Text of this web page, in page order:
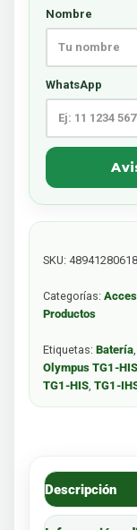
Nombre
WhatsApp
SKU:
Categorías:
Productos
Etiquetas: Batería,
Olympus TG1-HIS
TG1-HIS, TG1-
Descripción